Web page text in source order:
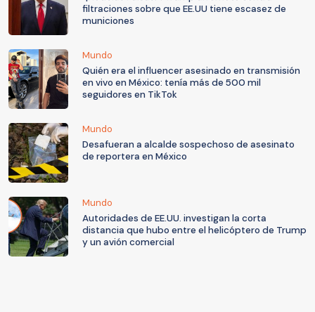
filtraciones sobre que EE.UU tiene escasez de
municiones
Mundo
Quién era el influencer asesinado en transmisión
en vivo en México: tenía más de 500 mil
seguidores en TikTok
Mundo
Desafueran a alcalde sospechoso de asesinato
de reportera en México
Mundo
Autoridades de EE.UU. investigan la corta
distancia que hubo entre el helicóptero de Trump
y un avión comercial